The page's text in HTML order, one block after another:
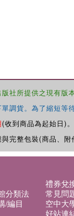
社所提供之現有版
調貨。為了縮短
(收到商品為起始日)。
完整包裝(商品、附
禮券兌
分類法 常見問
/編目 空中大
好站連